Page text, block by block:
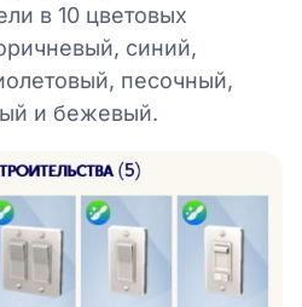
в 10 цветовых
синий,
песочный,
и бежевый.